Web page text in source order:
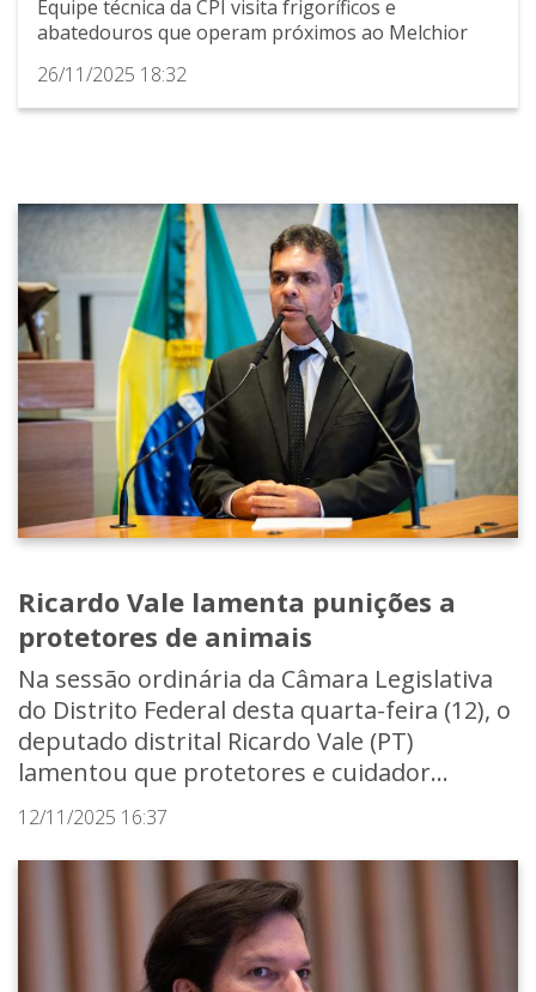
Equipe técnica da CPI visita frigoríficos e
abatedouros que operam próximos ao Melchior
26/11/2025 18:32
Ricardo Vale lamenta punições a
protetores de animais
Na sessão ordinária da Câmara Legislativa
do Distrito Federal desta quarta-feira (12), o
deputado distrital Ricardo Vale (PT)
lamentou que protetores e cuidador...
12/11/2025 16:37